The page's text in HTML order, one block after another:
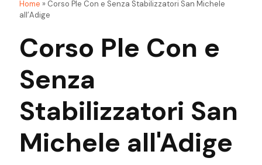
Home » Corso Ple Con e Senza Stabilizzatori San Michele
all’Adige
Corso Ple Con e
Senza
Stabilizzatori San
Michele all'Adige